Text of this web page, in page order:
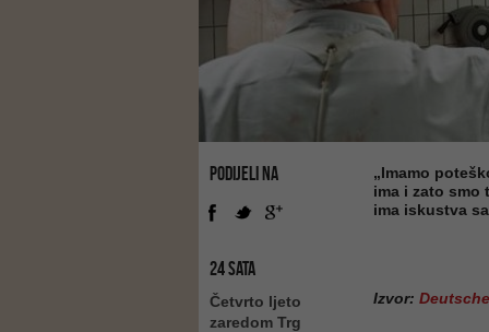
PODIJELI NA
24 SATA
Četvrto ljeto
zaredom Trg
„Imamo
ima i zato smo
ima iskustva
Izvor: